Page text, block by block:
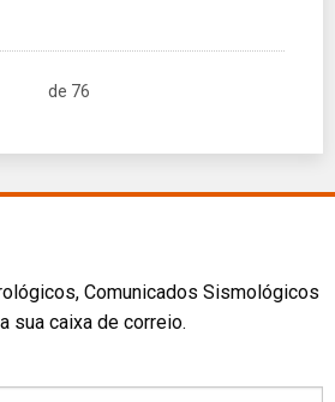
de 76
Comunicados Sismológicos
sua caixa de correio.